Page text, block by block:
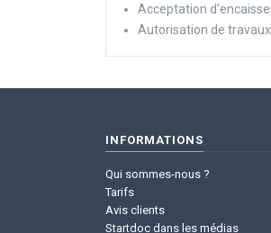
Acceptation
Autorisation de
INFORMATIONS
Qui sommes-nous ?
Tarifs
Avis clients
Startdoc dans les médias